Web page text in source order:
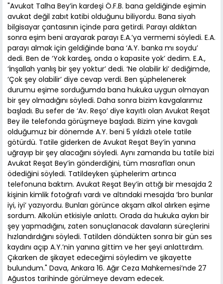
"Avukat Talha Bey’in kardeşi Ö.F.B. bana geldiğinde eşimin
avukat değil zabıt katibi olduğunu biliyordu. Bana siyah
bilgisayar çantasının içinde para getirdi. Parayı aldıktan
sonra eşim beni arayarak parayı E.A.’ya vermemi söyledi. E.A.
parayı almak için geldiğinde bana ‘A.Y. banka mı soydu’
dedi. Ben de ‘Yok kardeş, onda o kapasite yok’ dedim. E.A.,
‘İnşallah yanlış bir şey yoktur’ dedi. ‘Ne olabilir ki’ dediğimde,
‘Çok şey olabilir’ diye cevap verdi. Ben şüphelenerek
durumu eşime sorduğumda bana hukuka uygun olmayan
bir şey olmadığını söyledi. Daha sonra bizim kavgalarımız
başladı. Bu sefer de ‘Av. Reşo’ diye kayıtlı olan Avukat Reşat
Bey ile telefonda görüşmeye başladı. Bizim yine kavgalı
olduğumuz bir dönemde A.Y. beni 5 yıldızlı otele tatile
götürdü. Tatile giderken de Avukat Reşat Bey’in yanına
uğrayıp bir şey alacağını söyledi. Aynı zamanda bu tatile bizi
Avukat Reşat Bey’in gönderdiğini, tüm masrafları onun
ödediğini söyledi. Tatildeyken şüphelerim artınca
telefonuna baktım. Avukat Reşat Bey’in attığı bir mesajda 2
kişinin kimlik fotoğrafı vardı ve altındaki mesajda ‘bro bunlar
iyi, iyi’ yazıyordu. Bunları görünce akşam alkol alırken eşime
sordum. Alkolün etkisiyle anlattı. Orada da hukuka aykırı bir
şey yapmadığını, zaten sonuçlanacak davaların süreçlerini
hızlandırdığını söyledi. Tatilden döndükten sonra bir gün ses
kaydını açıp A.Y.’nin yanına gittim ve her şeyi anlattırdım.
Çıkarken de şikayet edeceğimi söyledim ve şikayette
bulundum." Dava, Ankara 16. Ağır Ceza Mahkemesi’nde 27
Ağustos tarihinde görülmeye devam edecek.